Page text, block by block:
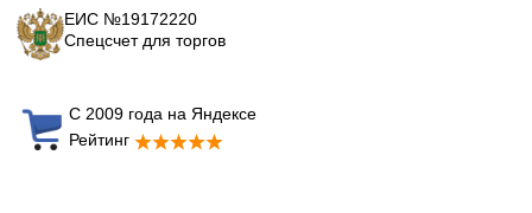
ЕИС №19172220
Спецсчет для торгов
С 2009 года на Яндексе
Рейтинг